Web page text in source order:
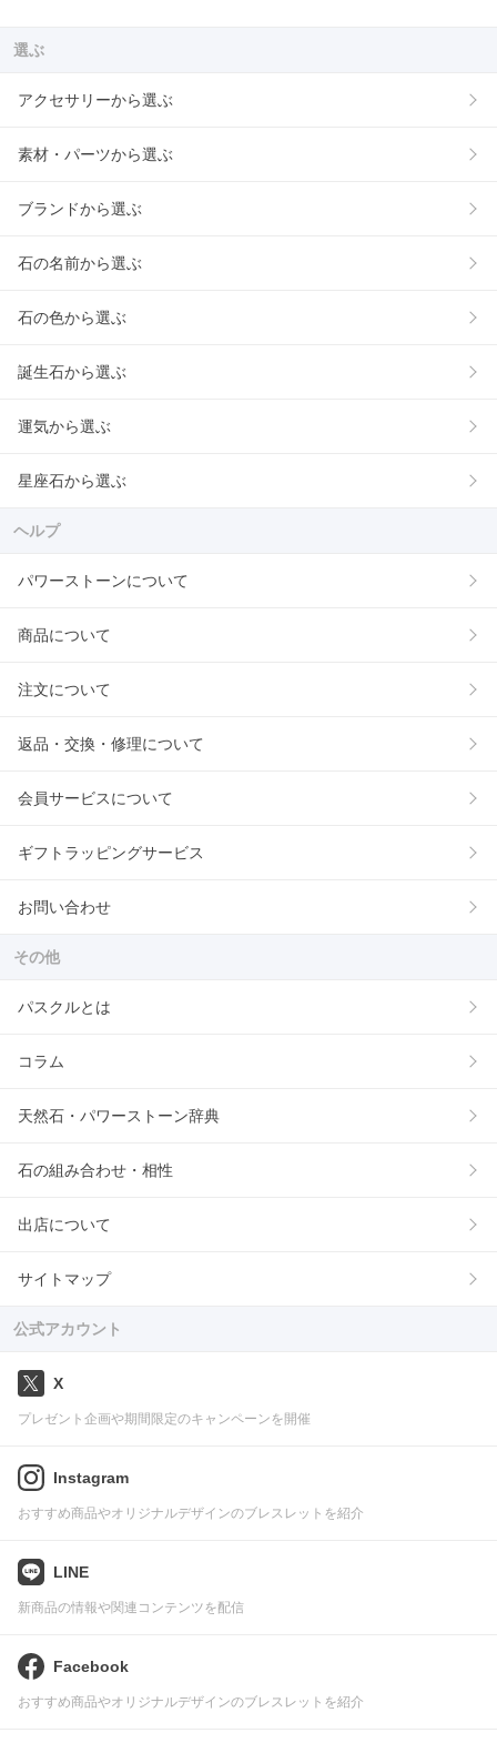
選ぶ
アクセサリーから選ぶ
素材・パーツから選ぶ
ブランドから選ぶ
石の名前から選ぶ
石の色から選ぶ
誕生石から選ぶ
運気から選ぶ
星座石から選ぶ
ヘルプ
パワーストーンについて
商品について
注文について
返品・交換・修理について
会員サービスについて
ギフトラッピングサービス
お問い合わせ
その他
パスクルとは
コラム
天然石・パワーストーン辞典
石の組み合わせ・相性
出店について
サイトマップ
公式アカウント
X
プレゼント企画や期間限定のキャンペーンを開催
Instagram
おすすめ商品やオリジナルデザインのブレスレットを紹介
LINE
新商品の情報や関連コンテンツを配信
Facebook
おすすめ商品やオリジナルデザインのブレスレットを紹介